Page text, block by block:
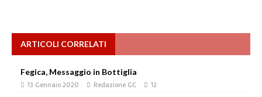
ARTICOLI CORRELATI
Fegica, Messaggio in Bottiglia
13 Gennaio 2020 Redazione GC 12